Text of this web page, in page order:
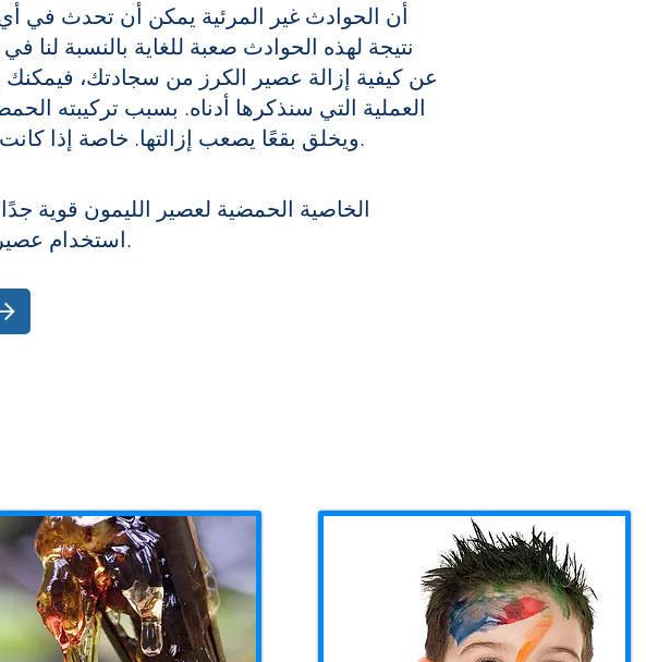
أن الحوادث غير المرئية يمكن أن تحدث في
نتيجة لهذه الحوادث صعبة للغاية بالنسبة لنا
عن كيفية إزالة عصير الكرز من سجادتك،
العملية التي سنذكرها أدناه. بسبب تركيبته
ويخلق بقعًا يصعب إزالتها. خاصة إذا كانت سجادتك بيضاء اللون وفاتحة اللون، فقد يجعل ذلك عملك أكثر صعوبة.
الخاصية الحمضية لعصير الليمون قوية
استخدام عصير الليمون لإزالة البقع التي يصعب إزالتها، مثل بقع الكرز، من ممتلكاتك.